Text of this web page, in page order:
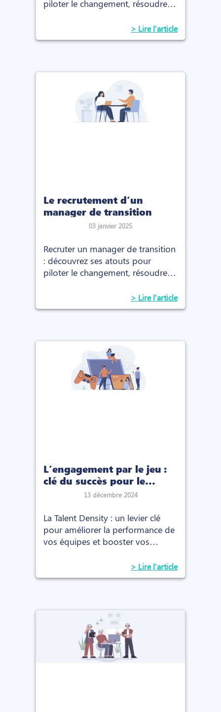
piloter le changement, résoudre
une expertise immédiate> Lire l'article
Le recrutement d’un
manager de transition
03 janvier 2025
Recruter un manager de transition
: découvrez ses atouts pour
piloter le changement, résoudre
une expertise immédiate> Lire l'article
L’engagement par le jeu :
clé du succès pour le
recrutement et la
13 décembre 2024
La Talent Density : un levier clé
pour améliorer la performance de
vos équipes et booster vos
> Lire l'article